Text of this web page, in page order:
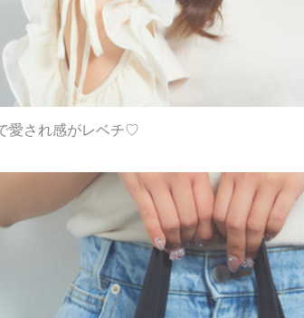
愛され感がレベチ♡